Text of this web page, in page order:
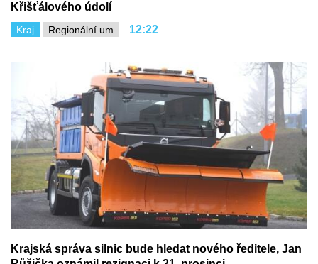
Křišťálového údolí
Kraj Regionální um 12:22
Krajská správa silnic bude hledat nového ředitele, Jan